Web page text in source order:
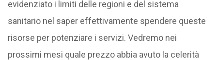
evidenziato i limiti delle regioni e del sistema
sanitario nel saper effettivamente spendere queste
risorse per potenziare i servizi. Vedremo nei
prossimi mesi quale prezzo abbia avuto la celerità